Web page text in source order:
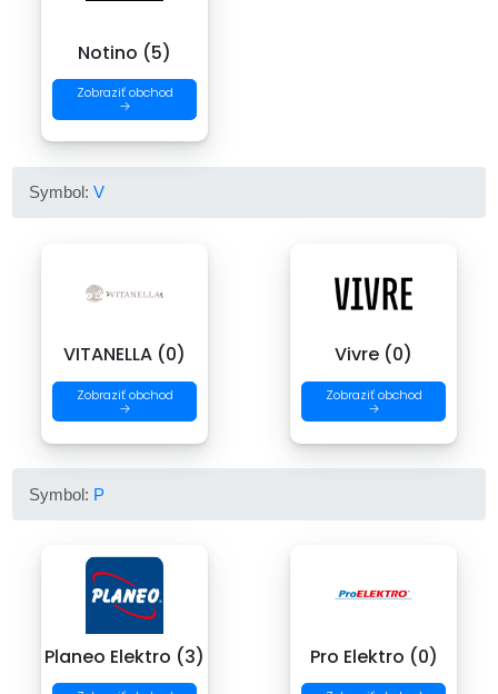
Notino (5)
Zobraziť obchod
→
Symbol:V
VITANELLA (0)
Zobraziť obchod
→
Vivre (0)
Zobraziť obchod
→
Symbol: P
Planeo Elektro (3) Pro Elektro (0)